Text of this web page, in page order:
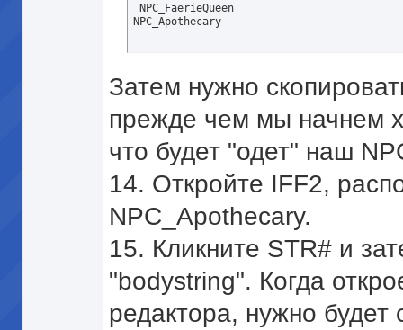
NPC_FaerieQueen
NPC_Apothecary
Затем нужно
прежде чем мы начнем
что будет "одет" наш
14. Откройте IFF2,
NPC_Apothecary.
15. Кликните STR# и
"bodystring". Когда
редактора, нужно будет